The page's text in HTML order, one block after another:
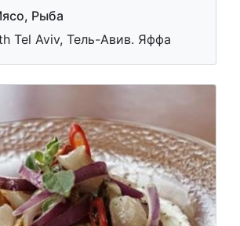
Рыба
Tel Aviv, Тель-Авив. Яффа